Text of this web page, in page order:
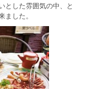
とした雰囲気の中、と
ました。